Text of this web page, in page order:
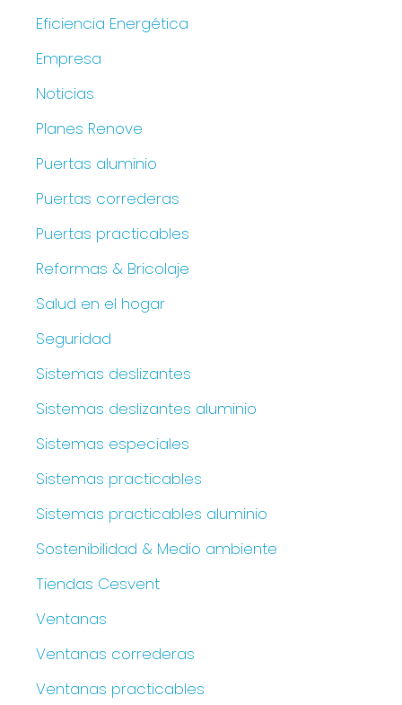
Eficiencia Energética
Empresa
Noticias
Planes Renove
Puertas aluminio
Puertas correderas
Puertas practicables
Reformas & Bricolaje
Salud en el hogar
Seguridad
Sistemas deslizantes
Sistemas deslizantes aluminio
Sistemas especiales
Sistemas practicables
Sistemas practicables aluminio
Sostenibilidad & Medio ambiente
Tiendas Cesvent
Ventanas
Ventanas correderas
Ventanas practicables